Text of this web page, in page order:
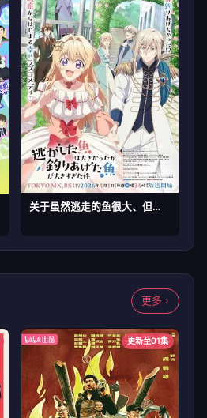
关于虽然逃走的鱼很大、但钓上来的鱼却太大了这件事
更多 ›
更新至01集